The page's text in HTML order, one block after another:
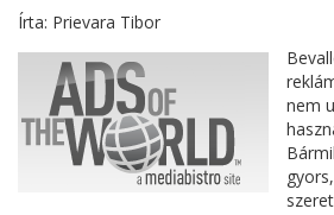
Írta: Prievara Tibor
nem